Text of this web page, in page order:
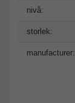
nivå:
storlek:
manufacturer: